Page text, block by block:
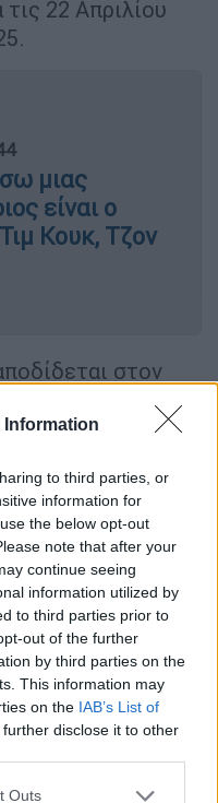
Information
to third parties, or
information for
the below opt-out
note that after your
continue seeing
information utilized by
to third parties prior to
out of the further
by third parties on the
This information may
on the IAB’s List of
disclose it to other
one or more Google
Outs
τις 22 Απριλίου
μιας
είναι ο
Κουκ, Τζον
στον
σε ένα
Σαν Φρανσίσκο.
πόλεις στις 21
ισημερίας
της Γης
το 1970, στις
γερουσιαστή
τη
σε